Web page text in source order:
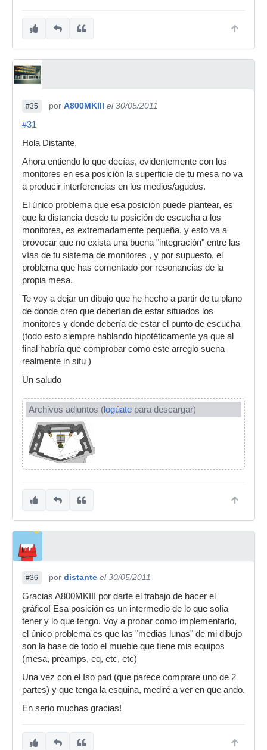
#35 por A800MKIII el 30/05/2011
#31
Hola Distante,
Ahora entiendo lo que decías, evidentemente con los
monitores en esa posición la superficie de tu mesa no va
a producir interferencias en los medios/agudos.
El único problema que esa posición puede plantear, es
que la distancia desde tu posición de escucha a los
monitores, es extremadamente pequeña, y esto va a
provocar que no exista una buena "integración" entre las
vías de tu sistema de monitores , y por supuesto, el
problema que has comentado por resonancias de la
propia mesa.
Te voy a dejar un dibujo que he hecho a partir de tu plano
de donde creo que deberían de estar situados los
monitores y donde debería de estar el punto de escucha
(todo esto siempre hablando hipotéticamente ya que al
final habría que comprobar como este arreglo suena
realmente in situ )
Un saludo
Archivos adjuntos (logúate para descargar)
#36 por distante el 30/05/2011
Gracias A800MKIII por darte el trabajo de hacer el
gráfico! Esa posición es un intermedio de lo que solía
tener y lo que tengo. Voy a probar como implementarlo,
el único problema es que las "medias lunas" de mi dibujo
son la base de todo el mueble que tiene mis equipos
(mesa, preamps, eq, etc, etc)
Una vez con el Iso pad (que parece comprare uno de 2
partes) y que tenga la esquina, mediré a ver en que ando.
En serio muchas gracias!